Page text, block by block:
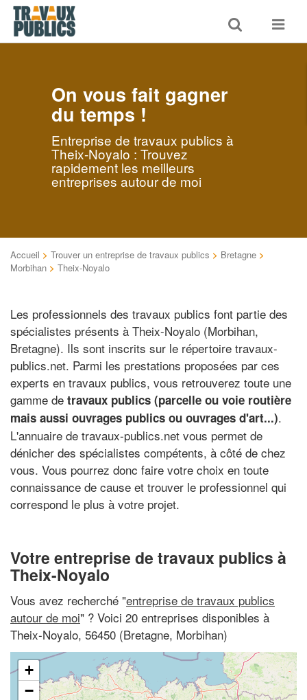
Toggle
search
Toggle
On vous fait gagner
du temps !
Entreprise de travaux publics à
Theix-Noyalo : Trouvez
rapidement les meilleurs
entreprises autour de moi
Accueil > Trouver un entreprise de travaux publics > Bretagne >
Morbihan > Theix-Noyalo
Les professionnels des travaux publics font partie des
spécialistes présents à Theix-Noyalo (Morbihan,
Bretagne). Ils sont inscrits sur le répertoire travaux-
publics.net. Parmi les prestations proposées par ces
experts en travaux publics, vous retrouverez toute une
gamme de travaux publics (parcelle ou voie routière
mais aussi ouvrages publics ou ouvrages d'art...).
L'annuaire de travaux-publics.net vous permet de
dénicher des spécialistes compétents, à côté de chez
vous. Vous pourrez donc faire votre choix en toute
connaissance de cause et trouver le professionnel qui
correspond le plus à votre projet.
Votre entreprise de travaux publics à
Theix-Noyalo
Vous avez recherché "entreprise de travaux publics
autour de moi" ? Voici 20 entreprises disponibles à
Theix-Noyalo, 56450 (Bretagne, Morbihan)
+
−